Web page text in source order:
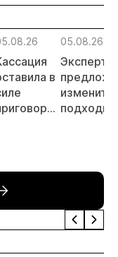
в
золота и
на
05.08.26
Эксперты
изменить
подходы
на фоне